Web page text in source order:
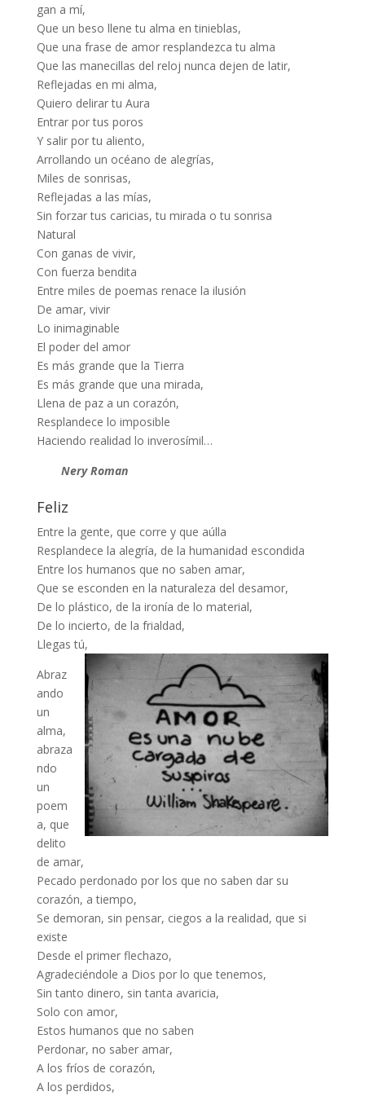
gan a mí,
Que un beso llene tu alma en tinieblas,
Que una frase de amor resplandezca tu alma
Que las manecillas del reloj nunca dejen de latir,
Reflejadas en mi alma,
Quiero delirar tu Aura
Entrar por tus poros
Y salir por tu aliento,
Arrollando un océano de alegrías,
Miles de sonrisas,
Reflejadas a las mías,
Sin forzar tus caricias, tu mirada o tu sonrisa
Natural
Con ganas de vivir,
Con fuerza bendita
Entre miles de poemas renace la ilusión
De amar, vivir
Lo inimaginable
El poder del amor
Es más grande que la Tierra
Es más grande que una mirada,
Llena de paz a un corazón,
Resplandece lo imposible
Haciendo realidad lo inverosímil…
Nery Roman
Feliz
Entre la gente, que corre y que aúlla
Resplandece la alegría, de la humanidad escondida
Entre los humanos que no saben amar,
Que se esconden en la naturaleza del desamor,
De lo plástico, de la ironía de lo material,
De lo incierto, de la frialdad,
Llegas tú,
Abraz
ando
un
alma,
abraza
ndo
un
poem
a, que
delito
de amar,
Pecado perdonado por los que no saben dar su
corazón, a tiempo,
Se demoran, sin pensar, ciegos a la realidad, que si
existe
Desde el primer flechazo,
Agradeciéndole a Dios por lo que tenemos,
Sin tanto dinero, sin tanta avaricia,
Solo con amor,
Estos humanos que no saben
Perdonar, no saber amar,
A los fríos de corazón,
A los perdidos,